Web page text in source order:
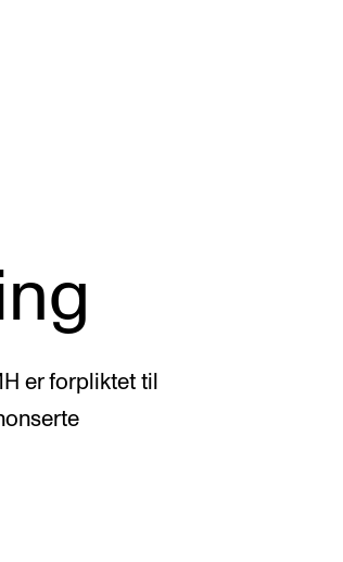
konserter og arrangementer
og markedsføring
og arrangementer
er forpliktet til